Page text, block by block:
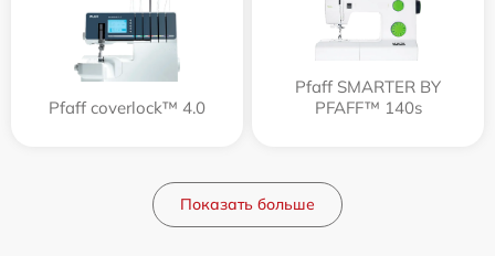
Pfaff coverlock™ 4.0
Pfaff SMARTER BY
PFAFF™ 140s
Показать больше